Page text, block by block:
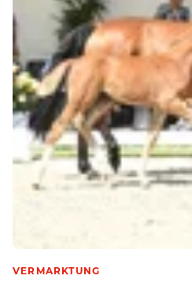
VERMARKTUNG